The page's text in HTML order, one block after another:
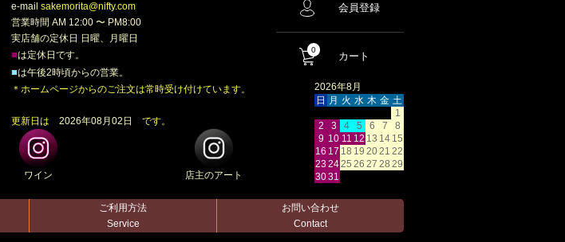
会員登録
0
カート
e-mail sakemorita@nifty.com
営業時間 AM 12:00 〜 PM8:00
実店舗の定休日 日曜、月曜日
■は定休日です。
■は午後2時頃からの営業。
＊ホームページからのご注文は常時受け付けています。
更新日は 2026年08月02日 です。
ワイン 店主のアート
2026年8月
日
月 火 水 木 金 土
1
2
3 4 5 6 7
8
9 10 11 12 13 14 15
16 17 18 19 2021 22
232425 26 27 28 29
3031
ご利用方法
Service
お問い合わせ
Contact